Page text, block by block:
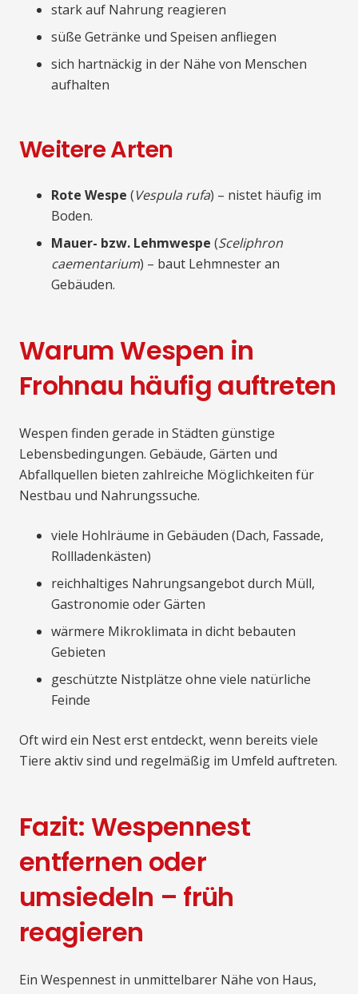
stark auf Nahrung reagieren
süße Getränke und Speisen anfliegen
sich hartnäckig in der Nähe von Menschen
aufhalten
Weitere Arten
Rote Wespe (Vespula rufa) – nistet häufig im
Boden.
Mauer- bzw. Lehmwespe (Sceliphron
caementarium) – baut Lehmnester an
Gebäuden.
Warum Wespen in
Frohnau häufig auftreten
Wespen finden gerade in Städten günstige
Lebensbedingungen. Gebäude, Gärten und
Abfallquellen bieten zahlreiche Möglichkeiten für
Nestbau und Nahrungssuche.
viele Hohlräume in Gebäuden (Dach, Fassade,
Rollladenkästen)
reichhaltiges Nahrungsangebot durch Müll,
Gastronomie oder Gärten
wärmere Mikroklimata in dicht bebauten
Gebieten
geschützte Nistplätze ohne viele natürliche
Feinde
Oft wird ein Nest erst entdeckt, wenn bereits viele
Tiere aktiv sind und regelmäßig im Umfeld auftreten.
Fazit: Wespennest
entfernen oder
umsiedeln – früh
reagieren
Ein Wespennest in unmittelbarer Nähe von Haus,